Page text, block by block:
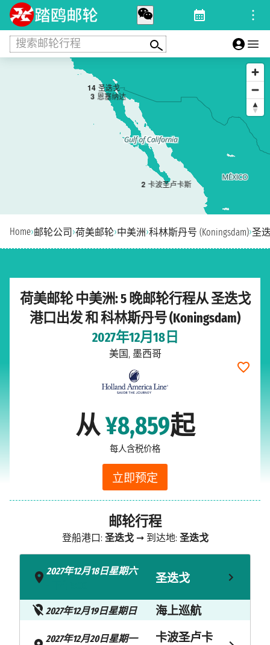
搜索邮轮行程
14 圣迭戈
2 卡波圣卢卡斯
3 恩塞纳达
Home›邮轮公司 ›荷美邮轮›中美洲›科林斯丹号 (Koningsdam)›圣
荷美邮轮 中美洲: 5 晚邮轮行程从 圣迭戈
港口出发 和 科林斯丹号 (Koningsdam)
2027年12月18日
美国, 墨西哥
从¥8,859起
每人含税价格
立即预定
邮轮行程
登船港口: 圣迭戈➞ 到达地: 圣迭戈
2027年12月18日星期六
圣迭戈
2027年12月19日星期日 海上巡航
2027年12月20日星期一
卡波圣卢卡